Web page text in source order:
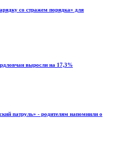
со стражем порядка» для
выросли на 17,3%
патруль» - родителям напомнили о